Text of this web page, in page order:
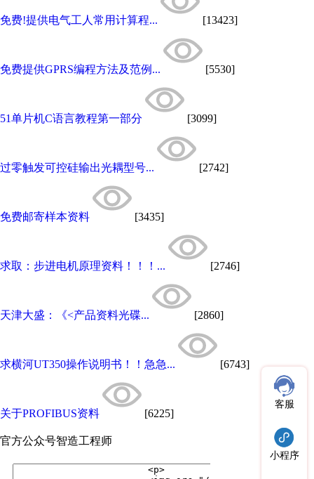
免费!提供电气工人常用计算程... [13423]
免费提供GPRS编程方法及范例... [5530]
51单片机C语言教程第一部分 [3099]
过零触发可控硅输出光耦型号... [2742]
免费邮寄样本资料 [3435]
求取：步进电机原理资料！！！... [2746]
天津大盛：《<产品资料光碟... [2860]
求横河UT350操作说明书！！急急... [6743]
关于PROFIBUS资料 [6225]
官方公众号智造工程师
客服
小程序